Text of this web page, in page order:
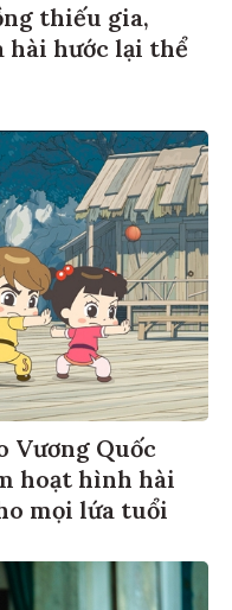
thiếu gia,
hài hước lại thể
Vương Quốc
hoạt hình hài
mọi lứa tuổi